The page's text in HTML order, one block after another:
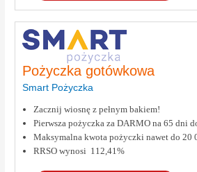
Pożyczka gotówkowa
Smart Pożyczka
Zacznij wiosnę z pełnym bakiem!
Pierwsza pożyczka za DARMO na 65 dni
Maksymalna kwota pożyczki nawet do 20
RRSO wynosi 112,41%